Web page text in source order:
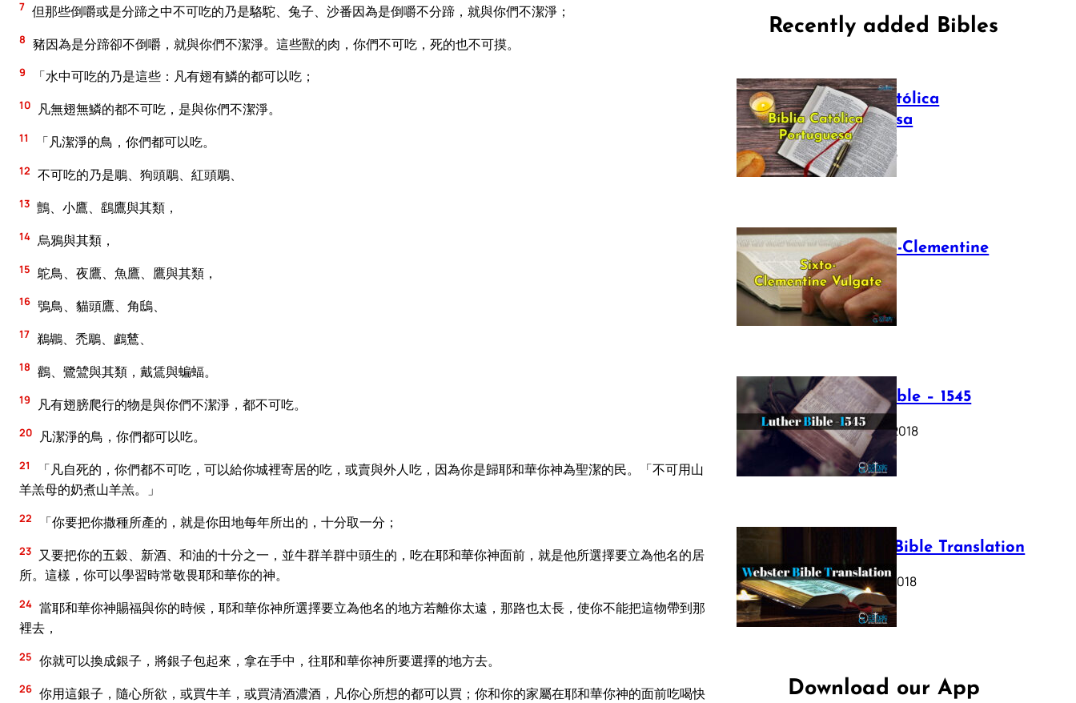
7 但那些倒嚼或是分蹄之中不可吃的乃是駱駝、兔子、沙番因為是倒嚼不分蹄，就與你們不潔淨；
8 豬因為是分蹄卻不倒嚼，就與你們不潔淨。這些獸的肉，你們不可吃，死的也不可摸。
9 「水中可吃的乃是這些：凡有翅有鱗的都可以吃；
10 凡無翅無鱗的都不可吃，是與你們不潔淨。
11 「凡潔淨的鳥，你們都可以吃。
12 不可吃的乃是鵰、狗頭鵰、紅頭鵰、
13 鸇、小鷹、鷂鷹與其類，
14 烏鴉與其類，
15 鴕鳥、夜鷹、魚鷹、鷹與其類，
16 鴞鳥、貓頭鷹、角鴟、
17 鵜鶘、禿鵰、鸕鶿、
18 鸛、鷺鷥與其類，戴鵀與蝙蝠。
19 凡有翅膀爬行的物是與你們不潔淨，都不可吃。
20 凡潔淨的鳥，你們都可以吃。
21
「凡自死的，你們都不可吃，可以給你城裡寄居的吃，或賣與外人吃，因為你是歸耶和華你神為聖潔的民。「不可用山
羊羔母的奶煮山羊羔。」
22 「你要把你撒種所產的，就是你田地每年所出的，十分取一分；
23
又要把你的五穀、新酒、和油的十分之一，並牛群羊群中頭生的，吃在耶和華你神面前，就是他所選擇要立為他名的居
所。這樣，你可以學習時常敬畏耶和華你的神。
24 當耶和華你神賜福與你的時候，耶和華你神所選擇要立為他名的地方若離你太遠，那路也太長，使你不能把這物帶到那
裡去，
25 你就可以換成銀子，將銀子包起來，拿在手中，往耶和華你神所要選擇的地方去。
26 你用這銀子，隨心所欲，或買牛羊，或買清酒濃酒，凡你心所想的都可以買；你和你的家屬在耶和華你神的面前吃喝快
Recently added Bibles
Bíblia Católica
Portuguesa
July 16, 2025
The Sixto-Clementine
Vulgate
July 12, 2025
Luther Bible – 1545
October 17, 2018
Webster Bible Translation
October 11, 2018
Download our App